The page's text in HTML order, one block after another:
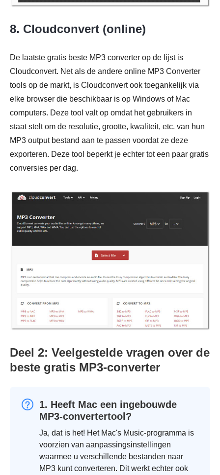
8. Cloudconvert (online)
De laatste gratis beste MP3 converter op de lijst is
Cloudconvert. Net als de andere online MP3 Converter
tools op de markt, is Cloudconvert ook toegankelijk via
elke browser die beschikbaar is op Windows of Mac
computers. Deze tool valt op omdat het gebruikers in
staat stelt om de resolutie, grootte, kwaliteit, etc. van hun
MP3 output bestand aan te passen voordat ze deze
exporteren. Deze tool beperkt je echter tot een paar gratis
conversies per dag.
Deel 2: Veelgestelde vragen over de
beste gratis MP3-converter
1. Heeft Mac een ingebouwde
MP3-convertertool?
Ja, dat is het! Het Mac's Music-programma is
voorzien van aanpassingsinstellingen
waarmee u verschillende bestanden naar
MP3 kunt converteren. Dit werkt echter ook